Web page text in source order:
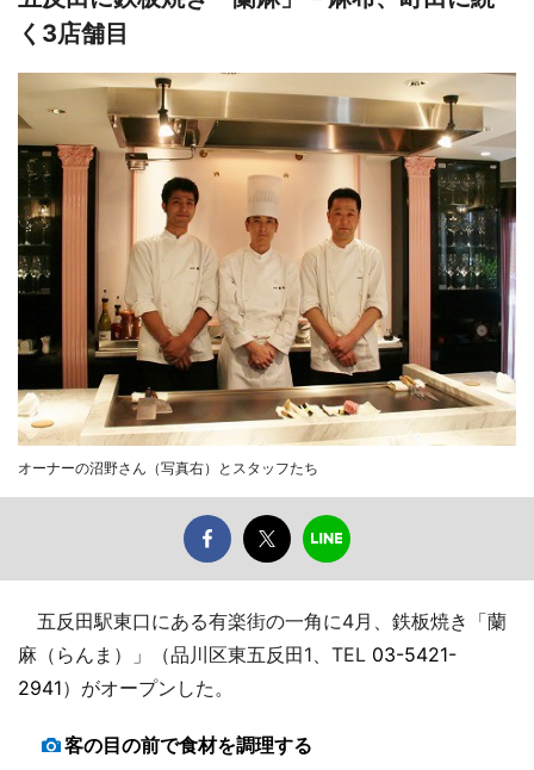
く3店舗目
オーナーの沼野さん（写真右）とスタッフたち
五反田駅東口にある有楽街の一角に4月、鉄板焼き「蘭
麻（らんま）」（品川区東五反田1、TEL 03-5421-
2941）がオープンした。
客の目の前で食材を調理する